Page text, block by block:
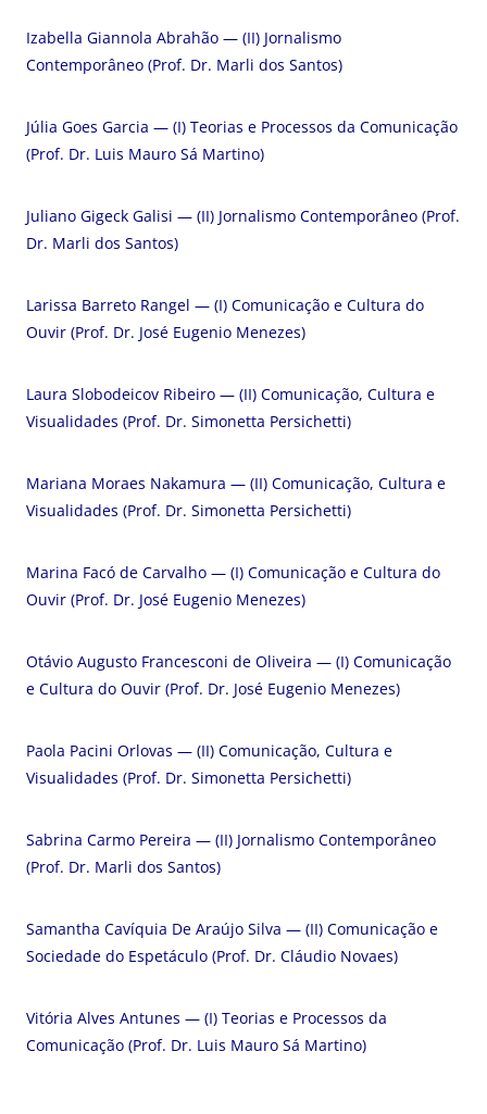
Izabella Giannola Abrahão — (II) Jornalismo
Contemporâneo (Prof. Dr. Marli dos Santos)
Júlia Goes Garcia — (I) Teorias e Processos da Comunicação
(Prof. Dr. Luis Mauro Sá Martino)
Juliano Gigeck Galisi — (II) Jornalismo Contemporâneo (Prof.
Dr. Marli dos Santos)
Larissa Barreto Rangel — (I) Comunicação e Cultura do
Ouvir (Prof. Dr. José Eugenio Menezes)
Laura Slobodeicov Ribeiro — (II) Comunicação, Cultura e
Visualidades (Prof. Dr. Simonetta Persichetti)
Mariana Moraes Nakamura — (II) Comunicação, Cultura e
Visualidades (Prof. Dr. Simonetta Persichetti)
Marina Facó de Carvalho — (I) Comunicação e Cultura do
Ouvir (Prof. Dr. José Eugenio Menezes)
Otávio Augusto Francesconi de Oliveira — (I) Comunicação
e Cultura do Ouvir (Prof. Dr. José Eugenio Menezes)
Paola Pacini Orlovas — (II) Comunicação, Cultura e
Visualidades (Prof. Dr. Simonetta Persichetti)
Sabrina Carmo Pereira — (II) Jornalismo Contemporâneo
(Prof. Dr. Marli dos Santos)
Samantha Cavíquia De Araújo Silva — (II) Comunicação e
Sociedade do Espetáculo (Prof. Dr. Cláudio Novaes)
Vitória Alves Antunes — (I) Teorias e Processos da
Comunicação (Prof. Dr. Luis Mauro Sá Martino)